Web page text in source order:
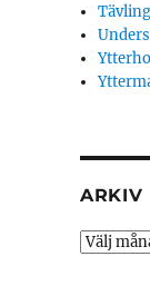
Tävling
ARKIV
Arkiv